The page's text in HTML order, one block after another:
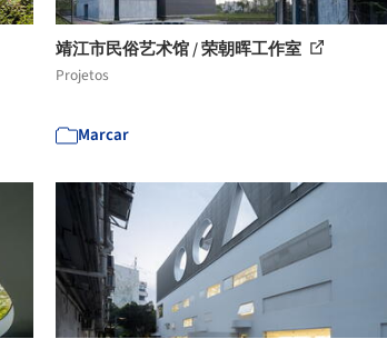
靖江市民俗艺术馆 / 荣朝晖工作室
Projetos
Marcar